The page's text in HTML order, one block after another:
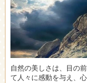
自然の美しさは、目の
て人々に感動を与え、